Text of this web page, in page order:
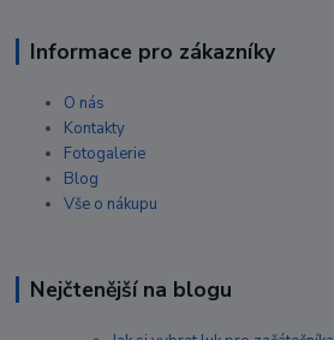
Informace pro zákazníky
O nás
Kontakty
Fotogalerie
Blog
Vše o nákupu
Nejčtenější na blogu